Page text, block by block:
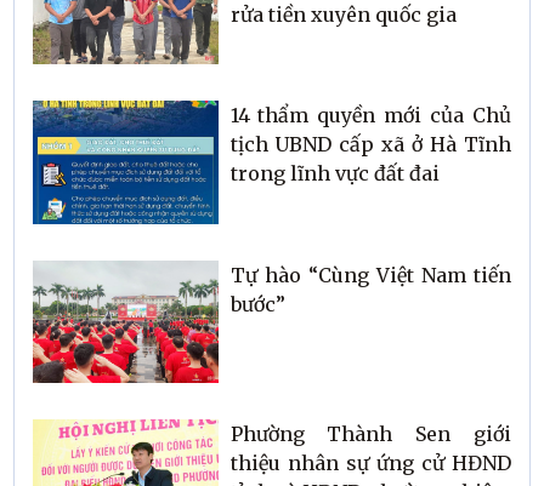
rửa tiền xuyên quốc gia
14 thẩm quyền mới của Chủ
tịch UBND cấp xã ở Hà Tĩnh
trong lĩnh vực đất đai
Tự hào “Cùng Việt Nam tiến
bước”
Phường Thành Sen giới
thiệu nhân sự ứng cử HĐND